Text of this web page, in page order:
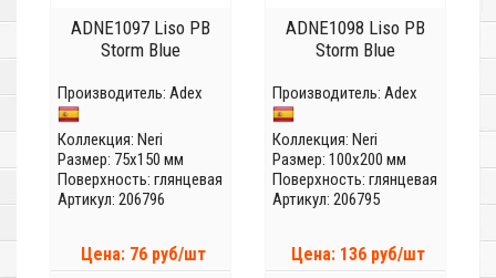
ADNE1097 Liso PB
Storm Blue
Производитель: Adex
Коллекция: Neri
Размер: 75x150 мм
Поверхность: глянцевая
Артикул: 206796
Цена: 76 руб/шт
ADNE1098 Liso PB
Storm Blue
Производитель: Adex
Коллекция: Neri
Размер: 100x200 мм
Поверхность: глянцевая
Артикул: 206795
Цена: 136 руб/шт